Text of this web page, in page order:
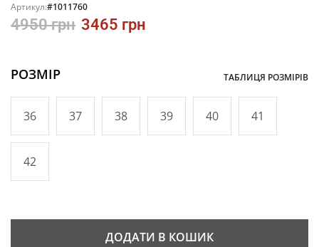
Артикул:#1011760
4950грн 3465 грн
РОЗМІР ТАБЛИЦЯ РОЗМІРІВ
36 37 38 39 40 41
42
ДОДАТИ В КОШИК